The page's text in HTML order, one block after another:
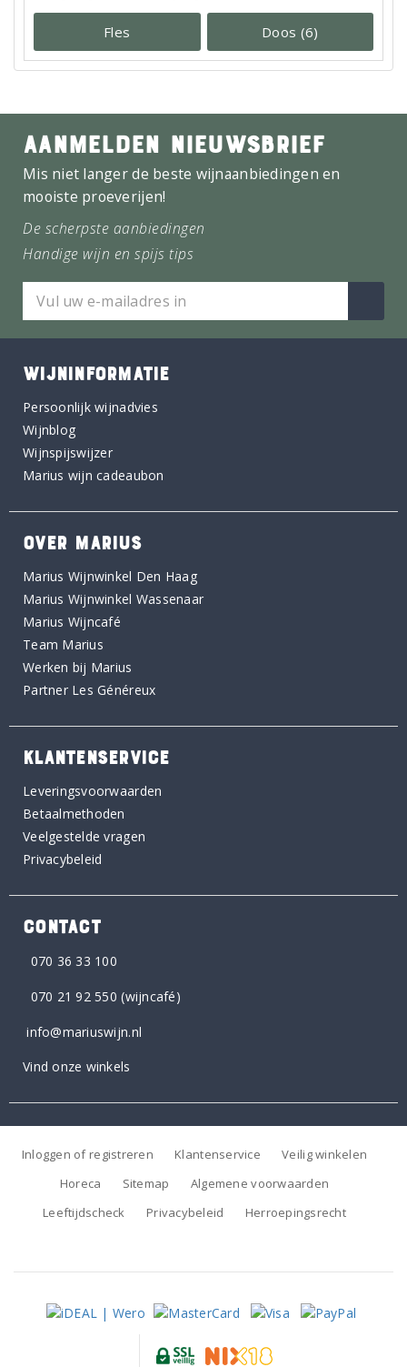
Fles Doos (6)
AANMELDEN NIEUWSBRIEF
Mis niet langer de beste wijnaanbiedingen en
mooiste proeverijen!
De scherpste aanbiedingen
Handige wijn en spijs tips
WIJNINFORMATIE
Persoonlijk wijnadvies
Wijnblog
Wijnspijswijzer
Marius wijn cadeaubon
OVER MARIUS
Marius Wijnwinkel Den Haag
Marius Wijnwinkel Wassenaar
Marius Wijncafé
Team Marius
Werken bij Marius
Partner Les Généreux
KLANTENSERVICE
Leveringsvoorwaarden
Betaalmethoden
Veelgestelde vragen
Privacybeleid
CONTACT
070 36 33 100
070 21 92 550 (wijncafé)
info@mariuswijn.nl
Vind onze winkels
Inloggen of registreren Klantenservice
Veilig winkelen
Horeca
Sitemap
Algemene voorwaarden
Leeftijdscheck
Privacybeleid Herroepingsrecht